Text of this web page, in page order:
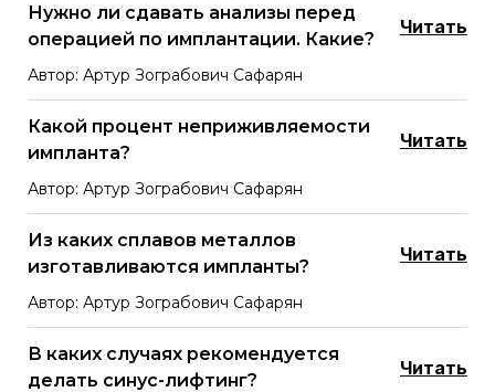
Нужно ли сдавать анализы перед
операцией по имплантации. Какие?
Читать
Автор: Артур Зограбович Сафарян
Какой процент неприживляемости
импланта?
Читать
Автор: Артур Зограбович Сафарян
Из каких сплавов металлов
изготавливаются импланты?
Читать
Автор: Артур Зограбович Сафарян
В каких случаях рекомендуется
делать синус-лифтинг?
Читать